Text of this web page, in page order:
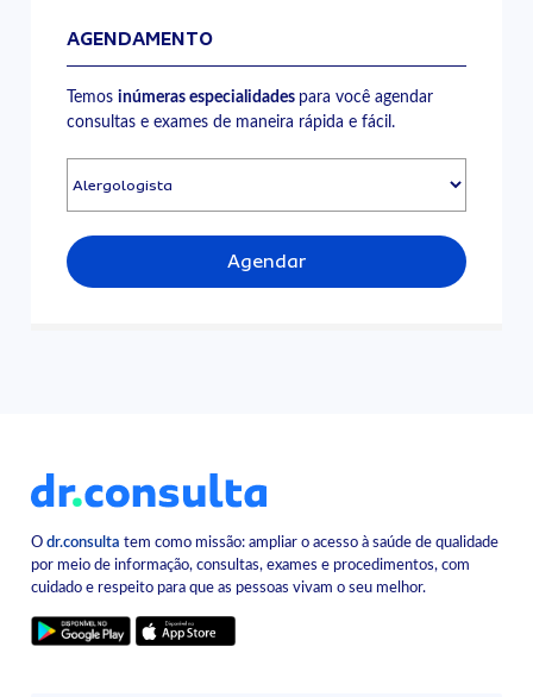
AGENDAMENTO
Temosinúmeras especialidades para você agendar
consultas e exames de maneira rápida e fácil.
Agendar
Odr.consulta tem como missão: ampliar o acesso à saúde de qualidade
por meio de informação, consultas, exames e procedimentos, com
cuidado e respeito para que as pessoas vivam o seu melhor.